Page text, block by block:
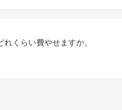
くらい費やせますか。